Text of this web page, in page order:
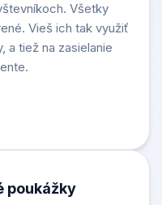
Všetky
Vieš ich tak využiť
a tiež na zasielanie
poukážky